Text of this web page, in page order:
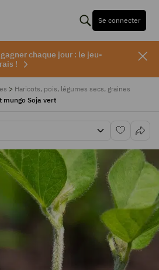
Se connecter
chaque jour : le jeu-
!
> Haricots, pois, légumes secs, graines
mungo Soja vert